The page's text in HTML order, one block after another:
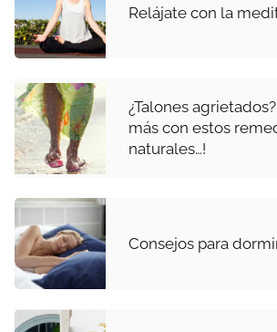
Relájate con la
¿Talones
más con estos
naturales…!
Consejos para